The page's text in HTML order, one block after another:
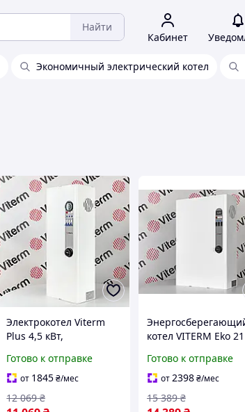
Найти
Кабинет
Экономичный электрический котел
Электрокотел Viterm
Plus 4,5 кВт,
обогреватель,
электрический котел
для дома
Готово к отправке
от 1845₴/мес
12 069 ₴
котел VITERM Eko 21
обогреватель, котел
для отопления дома
Готово к отправке
от2398 ₴/мес
15 389 ₴